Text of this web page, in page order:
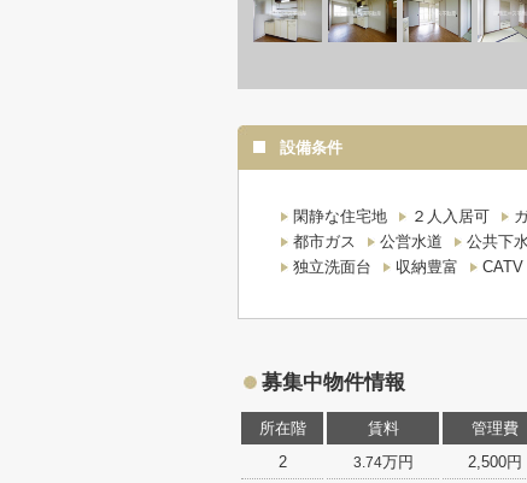
設備条件
閑静な住宅地 ２人入居可
都市ガス
公営水道 公共下
独立洗面台
収納豊富 CATV
募集中物件情報
所在階 賃料 管理費
2
3.74万円 2,500円